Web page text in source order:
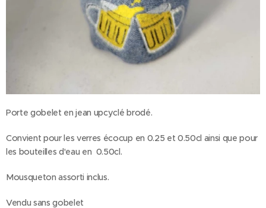
Porte gobelet en jean upcyclé brodé.
Convient pour les verres écocup en 0.25 et 0.50cl ainsi que pour
les bouteilles d'eau en 0.50cl.
Mousqueton assorti inclus.
Vendu sans gobelet